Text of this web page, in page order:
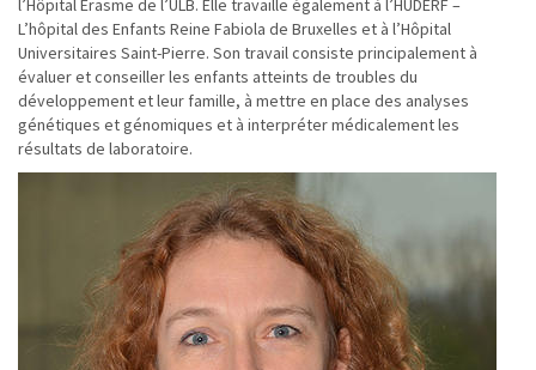
L’hôpital des Enfants Reine Fabiola de Bruxelles et à l’Hôpital
Universitaires Saint-Pierre. Son travail consiste principalement à
évaluer et conseiller les enfants atteints de troubles du
développement et leur famille, à mettre en place des analyses
génétiques et génomiques et à interpréter médicalement les
résultats de laboratoire.